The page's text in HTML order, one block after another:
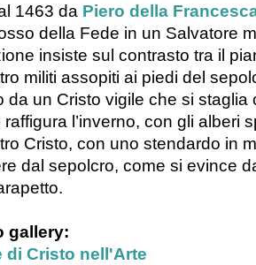
1463 da Piero della
della Fede in un Salvatore
insiste sul contrasto tra il
militi assopiti ai piedi del
da un Cristo vigile che si staglia
l’inverno, con gli alberi
Cristo, con uno stendardo in
dal sepolcro, come si evince
gallery:
di Cristo nell'Arte